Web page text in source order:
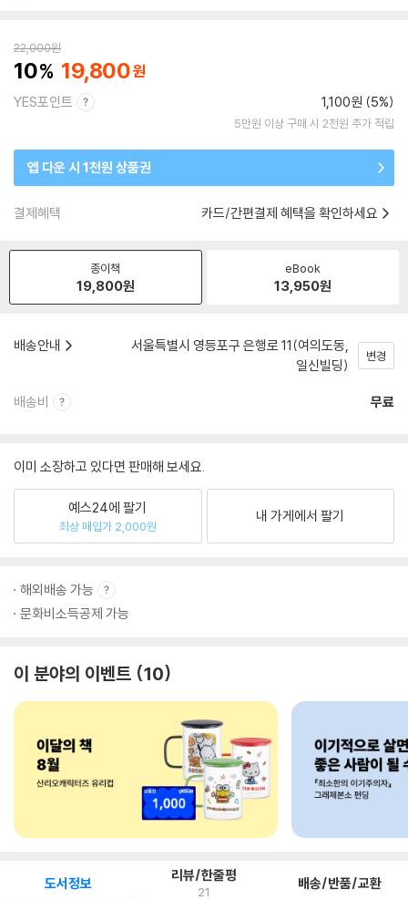
22,000원
10 19,800
YES포인트 1,100원 (5%)
5만원 이상 구매 시 2천원 추가 적립
앱 다운 시 1천원 상품권
결제혜택 카드/간편결제 혜택을 확인하세요
종이책
19,800원
eBook
13,950원
배송안내
서울특별시 영등포구 은행로 11(여의도동,
일신빌딩)
변경
배송비 무료
이미 소장하고 있다면 판매해 보세요.
예스24에 팔기
최상 매입가 2,000원
내 가게에서 팔기
해외배송 가능
문화비소득공제 가능
이 분야의 이벤트 10
도서정보 리뷰/한줄평
21 배송/반품/교환